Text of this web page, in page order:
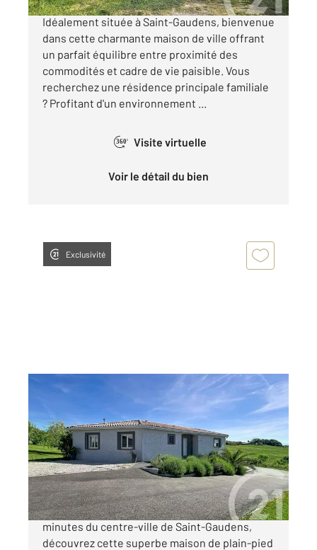
« Maison avec jardin à Saint Gaudens »
Idéalement située à Saint-Gaudens, bienvenue
dans cette charmante maison de ville offrant
un parfait équilibre entre proximité des
commodités et cadre de vie paisible. Vous
recherchez une résidence principale familiale
? Profitant d'un environnement ...
360° Visite virtuelle
Voir le détail du bien
Exclusivité
ST GAUDENS 31
Ref : 15951
Maison à vendre
316 500 €
« LE COUP DE CŒUR » À seulement quelques
minutes du centre-ville de Saint-Gaudens,
découvrez cette superbe maison de plain-pied